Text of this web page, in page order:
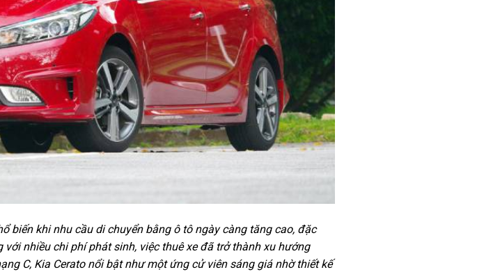
biến khi nhu cầu di chuyển bằng ô tô ngày càng tăng cao, đặc
nhiều chi phí phát sinh, việc thuê xe đã trở thành xu hướng
C, Kia Cerato nổi bật như một ứng cử viên sáng giá nhờ thiết kế